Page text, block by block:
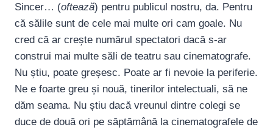
Sincer… (oftează) pentru publicul nostru, da. Pentru
că sălile sunt de cele mai multe ori cam goale. Nu
cred că ar crește numărul spectatori dacă s-ar
construi mai multe săli de teatru sau cinematografe.
Nu știu, poate greșesc. Poate ar fi nevoie la periferie.
Ne e foarte greu și nouă, tinerilor intelectuali, să ne
dăm seama. Nu știu dacă vreunul dintre colegi se
duce de două ori pe săptămână la cinematografele de